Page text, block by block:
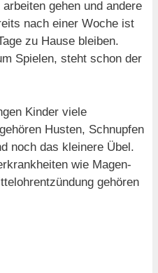
gehen und andere
nach einer Woche ist
zu Hause bleiben.
Spielen, steht schon der
Kinder viele
Husten, Schnupfen
noch das kleinere Übel.
wie Magen-
gehören